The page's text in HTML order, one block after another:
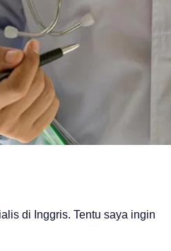
di Inggris. Tentu saya ingin